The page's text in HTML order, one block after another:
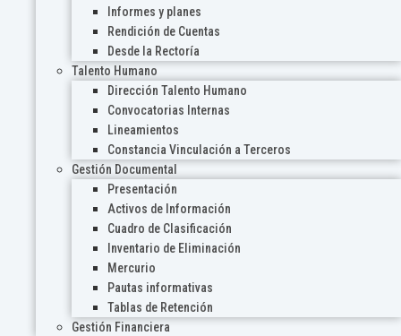
Informes y planes
Rendición de Cuentas
Desde la Rectoría
Talento Humano
Dirección Talento Humano
Convocatorias Internas
Lineamientos
Constancia Vinculación a Terceros
Gestión Documental
Presentación
Activos de Información
Cuadro de Clasificación
Inventario de Eliminación
Mercurio
Pautas informativas
Tablas de Retención
Gestión Financiera